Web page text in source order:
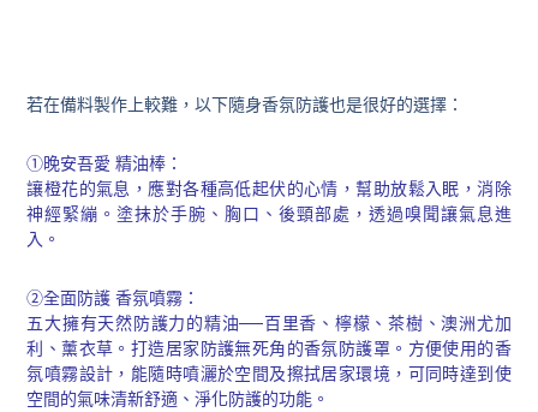
若在備料製作上較難，以下隨身香氛防護也是很好的選擇：
①晚安吾愛 精油棒：
讓橙花的氣息，應對各種高低起伏的心情，幫助放鬆入眠，消除
神經緊繃。塗抹於手腕、胸口、後頸部處，透過嗅聞讓氣息進
入。
②全面防護 香氛噴霧：
五大擁有天然防護力的精油──百里香、檸檬、茶樹、澳洲尤加
利、薰衣草。打造居家防護無死角的香氛防護罩。方便使用的香
氛噴霧設計，能隨時噴灑於空間及擦拭居家環境，可同時達到使
空間的氣味清新舒適、淨化防護的功能。